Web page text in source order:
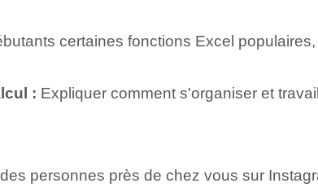
certaines fonctions Excel
: Expliquer comment s'organiser et
personnes près de chez vous sur